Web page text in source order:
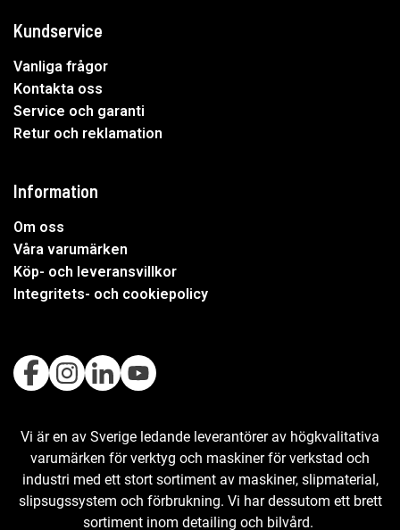
Kundservice
Vanliga frågor
Kontakta oss
Service och garanti
Retur och reklamation
Information
Om oss
Våra varumärken
Köp- och leveransvillkor
Integritets- och cookiepolicy
Vi är en av Sverige ledande leverantörer av högkvalitativa
varumärken för verktyg och maskiner för verkstad och
industri med ett stort sortiment av maskiner, slipmaterial,
slipsugssystem och förbrukning. Vi har dessutom ett brett
sortiment inom detailing och bilvård.